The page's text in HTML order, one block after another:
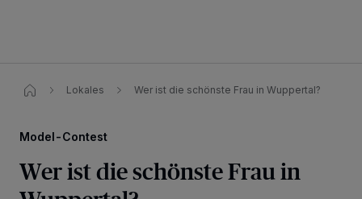
Lokales Wer ist die schönste Frau in Wuppertal?
Model-Contest
Wer ist die schönste Frau in